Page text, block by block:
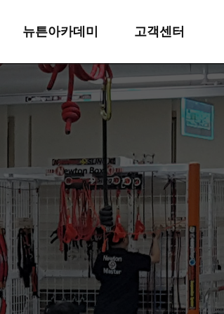
뉴튼아카데미
아카데미 소개
교육신청
고객센터
공지사항
자료실
이벤트